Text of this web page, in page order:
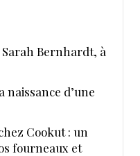
Bernhardt, à
naissance d’une
Cookut : un
fourneaux et